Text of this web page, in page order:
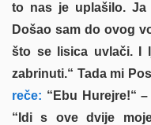
to nas je uplašilo.
Došao sam do ovog
što se lisica uvlači. I
zabrinuti.“ Tada mi
reče: “Ebu Hurejre!“
“Idi s ove dvije